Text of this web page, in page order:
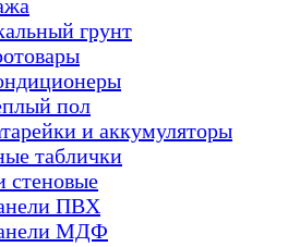
грунт
пол
и аккумуляторы
таблички
стеновые
ПВХ
МДФ